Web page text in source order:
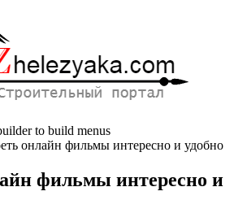
to build menus
онлайн фильмы интересно и удобно
фильмы интересно и